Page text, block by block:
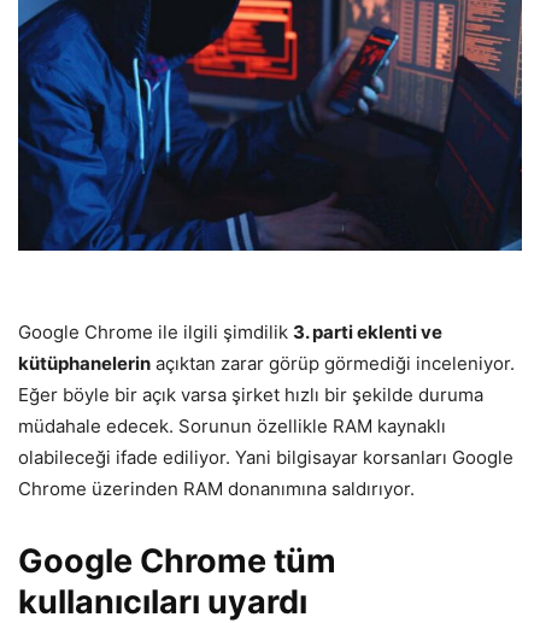
Google Chrome ile ilgili şimdilik 3. parti eklenti ve
kütüphanelerin açıktan zarar görüp görmediği inceleniyor.
Eğer böyle bir açık varsa şirket hızlı bir şekilde duruma
müdahale edecek. Sorunun özellikle RAM kaynaklı
olabileceği ifade ediliyor. Yani bilgisayar korsanları Google
Chrome üzerinden RAM donanımına saldırıyor.
Google Chrome tüm
kullanıcıları uyardı